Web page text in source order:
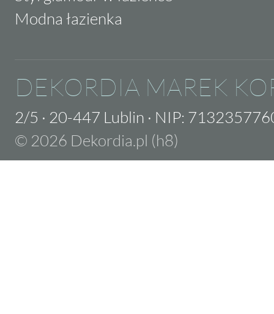
Modna łazienka
DEKORDIA MAREK
2/5 · 20-447 Lublin · NIP:
© 2026 Dekordia.pl (h8)